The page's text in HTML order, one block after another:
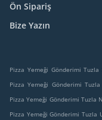
Ön Sipariş
Bize Yazın
Pizza Yemeği Gönderimi Tuzla
Pizza Yemeği Gönderimi
Pizza Yemeği Gönderimi Tuzla
Pizza Yemeği Gönderimi Tuzla